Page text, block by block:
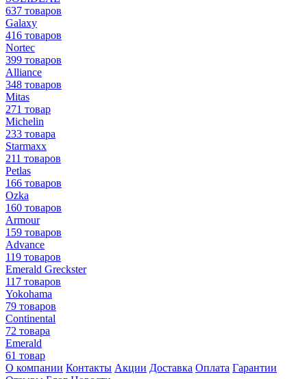
637 товаров
Galaxy
416 товаров
Nortec
399 товаров
Alliance
348 товаров
Mitas
271 товар
Michelin
233 товара
Starmaxx
211 товаров
Petlas
166 товаров
Ozka
160 товаров
Armour
159 товаров
Advance
119 товаров
Emerald Greckster
117 товаров
Yokohama
79 товаров
Continental
72 товара
Emerald
61 товар
О компании Контакты Акции Доставка Оплата Гарантии